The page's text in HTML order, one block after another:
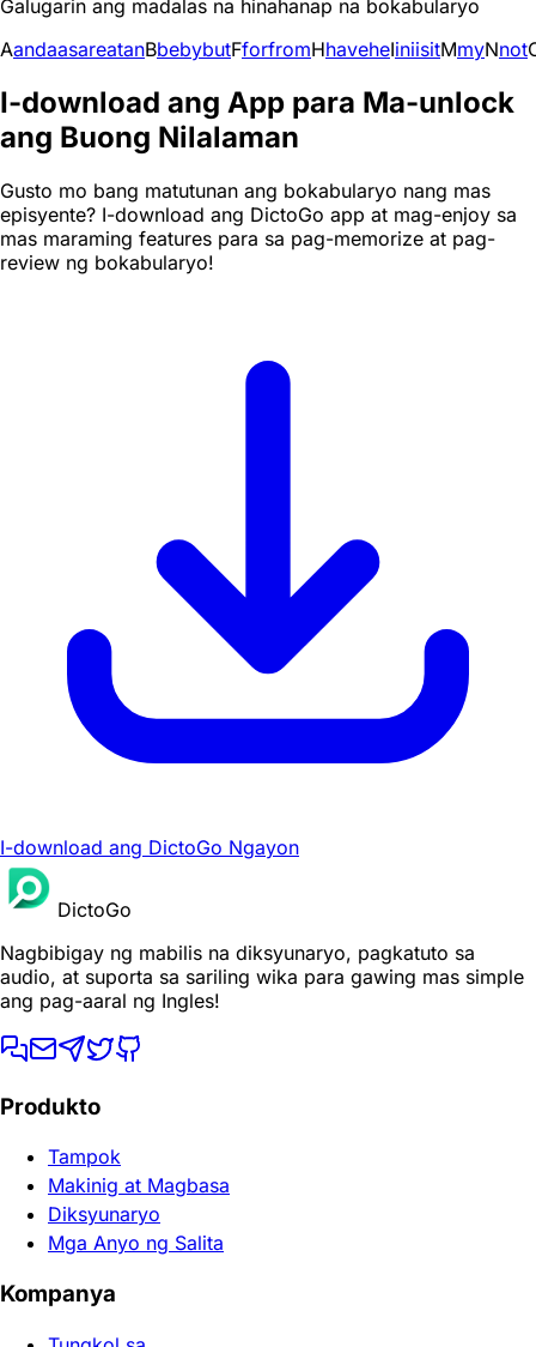
Galugarin ang madalas na hinahanap na bokabularyo
AandaasareatanBbebybutFforfromHhaveheIiniisitMmyNnot
I-download ang App para Ma-unlock
ang Buong Nilalaman
Gusto mo bang matutunan ang bokabularyo nang mas
episyente? I-download ang DictoGo app at mag-enjoy sa
mas maraming features para sa pag-memorize at pag-
review ng bokabularyo!
I-download ang DictoGo Ngayon
DictoGo
Nagbibigay ng mabilis na diksyunaryo, pagkatuto sa
audio, at suporta sa sariling wika para gawing mas simple
ang pag-aaral ng Ingles!
Produkto
Tampok
Makinig at Magbasa
Diksyunaryo
Mga Anyo ng Salita
Kompanya